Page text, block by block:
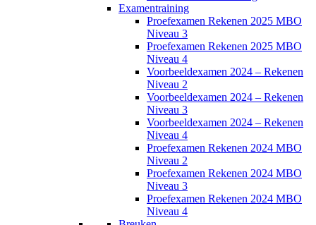
Examentraining
Proefexamen Rekenen 2025 MBO
Niveau 3
Proefexamen Rekenen 2025 MBO
Niveau 4
Voorbeeldexamen 2024 – Rekenen
Niveau 2
Voorbeeldexamen 2024 – Rekenen
Niveau 3
Voorbeeldexamen 2024 – Rekenen
Niveau 4
Proefexamen Rekenen 2024 MBO
Niveau 2
Proefexamen Rekenen 2024 MBO
Niveau 3
Proefexamen Rekenen 2024 MBO
Niveau 4